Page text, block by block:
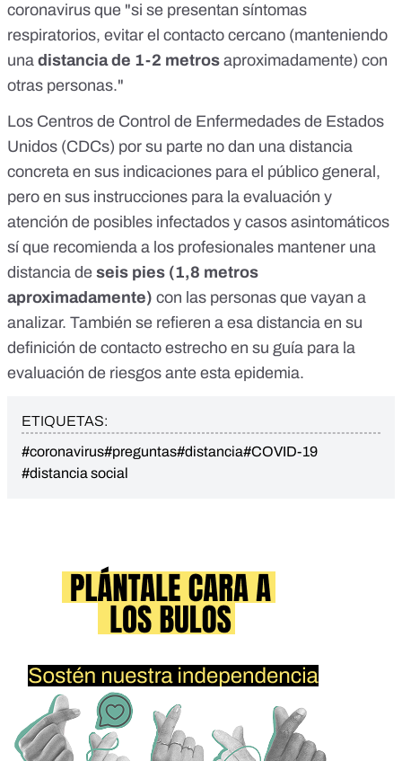
coronavirus que "si se presentan síntomas
respiratorios, evitar el contacto cercano (manteniendo
una distancia de 1-2 metros aproximadamente) con
otras personas."
Los Centros de Control de Enfermedades de Estados
Unidos (CDCs) por su parte no dan una distancia
concreta en sus indicaciones para el público general,
pero en sus instrucciones para la evaluación y
atención de posibles infectados y casos asintomáticos
sí que recomienda a los profesionales mantener una
distancia de seis pies (1,8 metros
aproximadamente) con las personas que vayan a
analizar. También se refieren a esa distancia en su
definición de contacto estrecho en su guía para la
evaluación de riesgos ante esta epidemia.
ETIQUETAS:
#coronavirus#preguntas#distancia#COVID-19
#distancia social